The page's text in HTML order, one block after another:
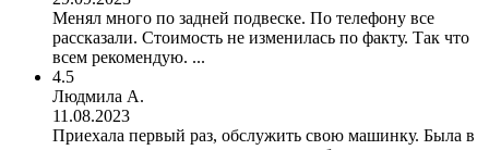
Менял много по задней подвеске. По телефону все
рассказали. Стоимость не изменилась по факту. Так что
всем рекомендую. ...
4.5
Людмила А.
11.08.2023
Приехала первый раз, обслужить свою машинку. Была в